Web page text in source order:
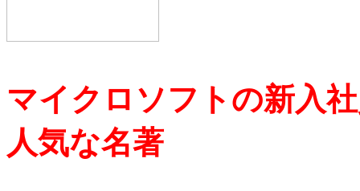
マイクロソフトの新入
人気な名著